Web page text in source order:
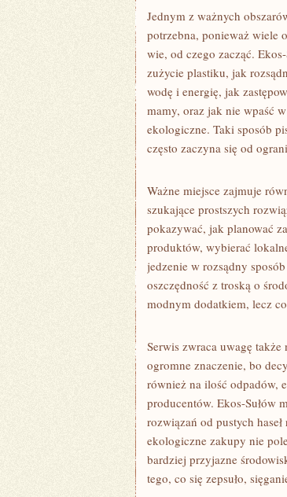
Jednym z ważnych
potrzebna, ponieważ wiele
wie, od czego zacząć.
zużycie plastiku, jak
wodę i energię, jak
mamy, oraz jak nie wpaść
ekologiczne. Taki sposób
często zaczyna się od
Ważne miejsce zajmuje
szukające prostszych
pokazywać, jak planować
produktów, wybierać
jedzenie w rozsądny
oszczędność z troską o
modnym dodatkiem, lecz
Serwis zwraca uwagę
ogromne znaczenie, bo
również na ilość odpadów,
producentów. Ekos-Sułów
rozwiązań od pustych
ekologiczne zakupy nie
bardziej przyjazne
tego, co się zepsuło,